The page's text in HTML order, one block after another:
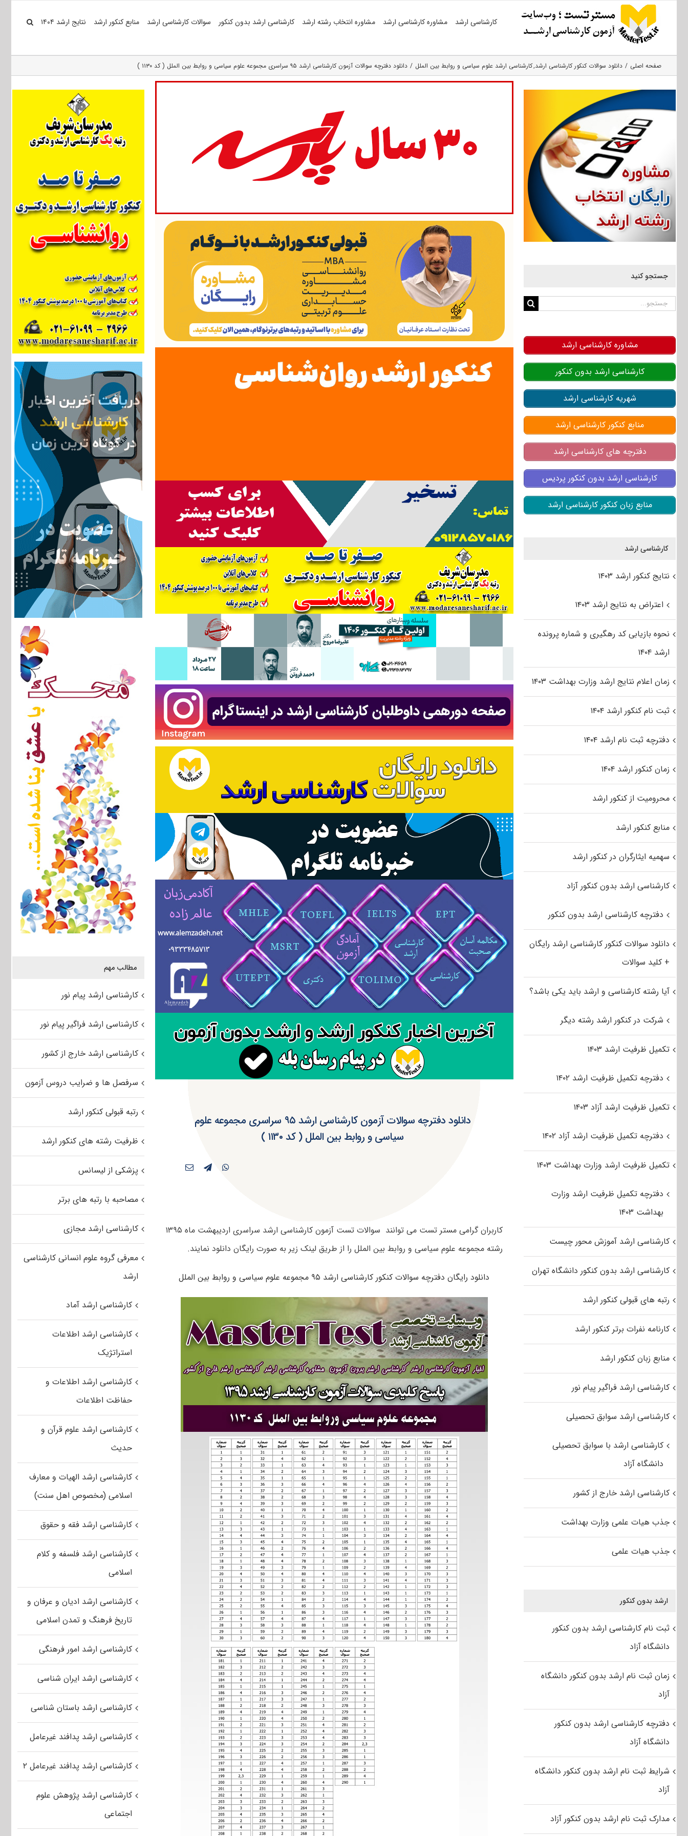
کارشناسی ارشد مشاوره کارشناسی ارشد مشاوره انتخاب رشته ارشد کارشناسی ارشد بدون کنکور سوالات کارشناسی ارشد منابع کنکور ارشد نتایج ارشد ۱۴۰۴
صفحه اصلی دانلود سوالات کنکور کارشناسی ارشد کارشناسی ارشد علوم سیاسی و روابط بین الملل دانلود دفترچه سوالات آزمون کارشناسی ارشد ۹۵ سراسری مجموعه علوم سیاسی و روابط بین الملل ( کد ۱۱۳۰ )
دانلود دفترچه سوالات آزمون کارشناسی ارشد ۹۵ سراسری مجموعه علوم
سیاسی و روابط بین الملل ( کد ۱۱۳۰ )
کاربران گرامی مستر تست می توانند سوالات تست آزمون کارشناسی ارشد سراسری اردیبهشت ماه ۱۳۹۵
رشته مجموعه علوم سیاسی و روابط بین الملل را از طریق لینک زیر به صورت رایگان دانلود نمایند.
دانلود رایگان دفترچه سوالات کنکور کارشناسی ارشد ۹۵ مجموعه علوم سیاسی و روابط بین الملل
مطالب مهم
کارشناسی ارشد پیام نور
کارشناسی ارشد فراگیر پیام نور
کارشناسی ارشد خارج از کشور
سرفصل ها و ضرایب دروس آزمون
رتبه قبولی کنکور ارشد
ظرفیت رشته های کنکور ارشد
پزشکی از لیسانس
مصاحبه با رتبه های برتر
کارشناسی ارشد مجازی
معرفی گروه علوم انسانی کارشناسی
ارشد
کارشناسی ارشد آماد
کارشناسی ارشد اطلاعات
استراتژیک
کارشناسی ارشد اطلاعات و
حفاظت اطلاعات
کارشناسی ارشد علوم قرآن و
حدیث
کارشناسی ارشد الهیات و معارف
اسلامی (مخصوص اهل سنت)
کارشناسی ارشد فقه و حقوق
کارشناسی ارشد فلسفه و کلام
اسلامی
کارشناسی ارشد ادیان و عرفان و
تاریخ فرهنگ و تمدن اسلامی
کارشناسی ارشد امور فرهنگی
کارشناسی ارشد ایران شناسی
کارشناسی ارشد باستان شناسی
کارشناسی ارشد پدافند غیرعامل
کارشناسی ارشد پدافند غیرعامل ۲
کارشناسی ارشد پژوهش علوم
اجتماعی
جستجو کنید
جستجو
مشاوره کارشناسی ارشد
کارشناسی ارشد بدون کنکور
شهریه کارشناسی ارشد
منابع کنکور کارشناسی ارشد
دفترچه های کارشناسی ارشد
کارشناسی ارشد بدون کنکور پردیس
منابع زبان کنکور کارشناسی ارشد
کارشناسی ارشد
نتایج کنکور ارشد ۱۴۰۳
اعتراض به نتایج ارشد ۱۴۰۳
نحوه بازیابی کد رهگیری و شماره پرونده
ارشد ۱۴۰۴
زمان اعلام نتایج ارشد وزارت بهداشت ۱۴۰۳
ثبت نام کنکور ارشد ۱۴۰۴
دفترچه ثبت نام ارشد ۱۴۰۴
زمان کنکور ارشد ۱۴۰۴
محرومیت از کنکور ارشد
منابع کنکور ارشد
سهمیه ایثارگران در کنکور ارشد
کارشناسی ارشد بدون کنکور آزاد
دفترچه کارشناسی ارشد بدون کنکور
دانلود سوالات کنکور کارشناسی ارشد رایگان
+ کلید سوالات
آیا رشته کارشناسی و ارشد باید یکی باشد؟
شرکت در کنکور ارشد رشته دیگر
تکمیل ظرفیت ارشد ۱۴۰۳
دفترچه تکمیل ظرفیت ارشد ۱۴۰۲
تکمیل ظرفیت ارشد آزاد ۱۴۰۳
دفترچه تکمیل ظرفیت ارشد آزاد ۱۴۰۲
تکمیل ظرفیت ارشد وزارت بهداشت ۱۴۰۳
دفترچه تکمیل ظرفیت ارشد وزارت
بهداشت ۱۴۰۳
کارشناسی ارشد آموزش محور چیست
کارشناسی ارشد بدون کنکور دانشگاه تهران
رتبه های قبولی کنکور ارشد
کارنامه نفرات برتر کنکور ارشد
منابع زبان کنکور ارشد
کارشناسی ارشد فراگیر پیام نور
کارشناسی ارشد سوابق تحصیلی
کارشناسی ارشد با سوابق تحصیلی
دانشگاه آزاد
کارشناسی ارشد خارج از کشور
جذب هیات علمی وزارت بهداشت
جذب هیات علمی
ارشد بدون کنکور
ثبت نام کارشناسی ارشد بدون کنکور
دانشگاه آزاد
زمان ثبت نام ارشد بدون کنکور دانشگاه
آزاد
دفترچه کارشناسی ارشد بدون کنکور
دانشگاه آزاد
شرایط ثبت نام ارشد بدون کنکور دانشگاه
آزاد
مدارک ثبت نام ارشد بدون کنکور آزاد